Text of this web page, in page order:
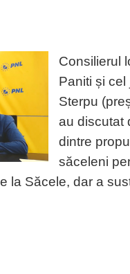
Consilierul
Paniti și
Sterpu
au discutat
dintre
săceleni
la Săcele, dar a